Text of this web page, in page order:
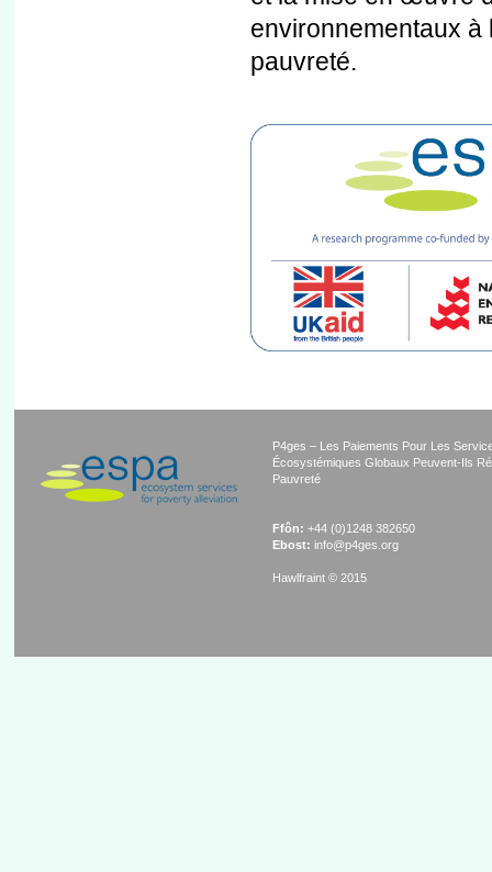
environnementaux à
pauvreté.
P4ges – Les Paiements Pour Les
Écosystémiques Globaux Peuvent-Ils
Pauvreté
Ffôn: +44 (0)1248 382650
Ebost: info@p4ges.org
Hawlfraint © 2015